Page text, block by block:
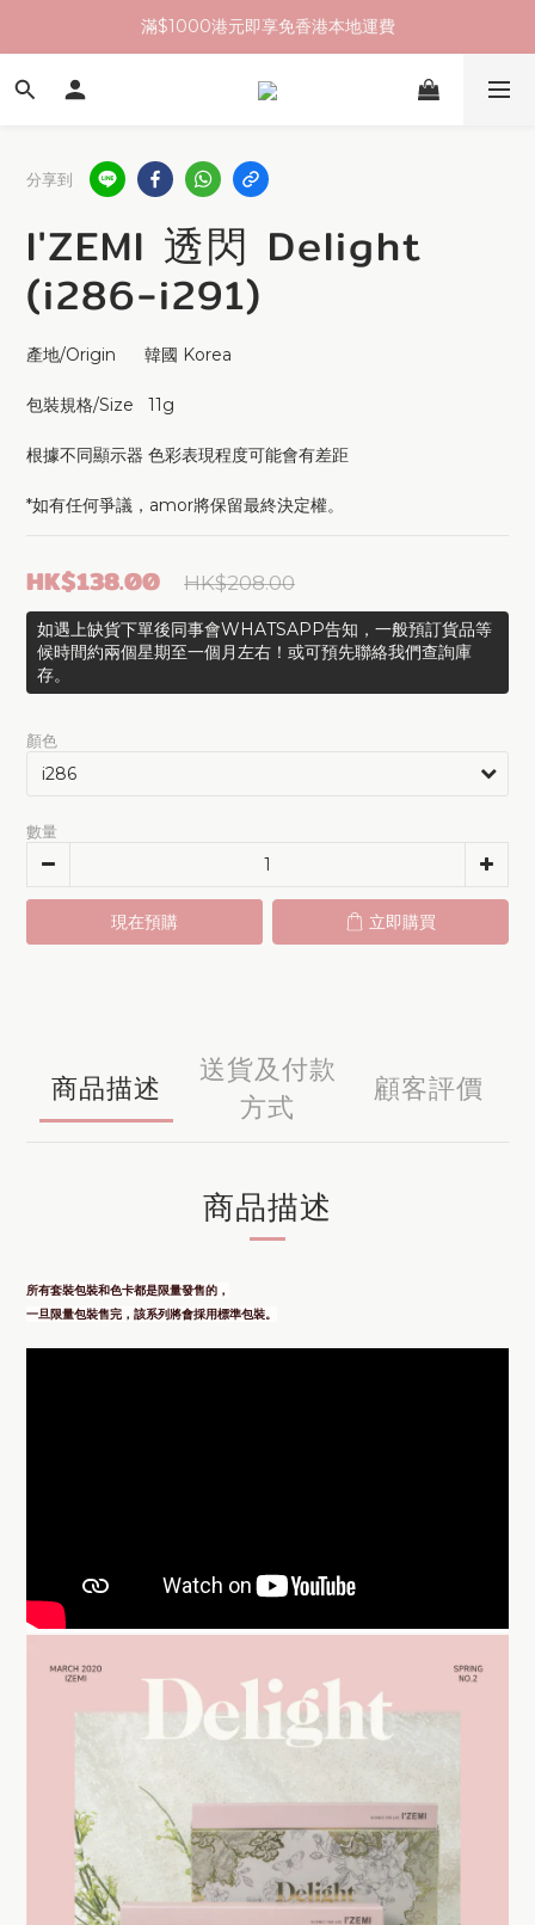
滿$1000港元即享免香港本地運費
分享到
I'ZEMI 透閃 Delight
(i286-i291)
產地/Origin      韓國 Korea
包裝規格/Size   11g
根據不同顯示器 色彩表現程度可能會有差距
*如有任何爭議，amor將保留最終決定權。
HK$208.00
HK$138.00
如遇上缺貨下單後同事會WHATSAPP告知，一般預訂貨品等
候時間約兩個星期至一個月左右！或可預先聯絡我們查詢庫
存。
顏色
數量
現在預購 立即購買
商品描述
送貨及付款
方式
顧客評價
商品描述
所有套裝包裝和色卡都是限量發售的，
一旦限量包裝售完，該系列將會採用標準包裝。